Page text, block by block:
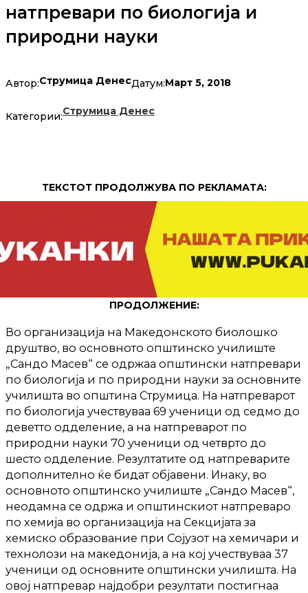
натпревари по биологија и
природни науки
Автор:Струмица ДенесДатум:Март 5, 2018
Категории:Струмица Денес
ТЕКСТОТ ПРОДОЛЖУВА ПО РЕКЛАМАТА:
ПРОДОЛЖЕНИЕ:
Во организација на Македонското биолошко
друштво, во основното општинско училиште
„Сандо Масев“ се одржаа општински натпревари
по биологија и по природни науки за основните
училишта во општина Струмица. На натпреварот
по биологија учествуваа 69 ученици од седмо до
деветто одделение, а на натпреварот по
природни науки 70 ученици од четврто до
шесто одделение. Резултатите од натпреварите
дополнително ќе бидат објавени. Инаку, во
основното општинско училиште „Сандо Масев“,
неодамна се одржа и општинскиот натпреваро
по хемија во организација на Секцијата за
хемиско образование при Сојузот на хемичари и
технолози на македонија, а на кој учествуваа 37
ученици од основните општински училишта. На
овој натпревар најдобри резултати постигнаа